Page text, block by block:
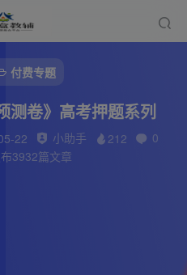
付费专题
测卷》高考押题系列
22 小助手 212
0
3932篇文章